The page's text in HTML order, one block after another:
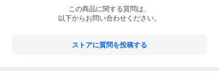
中古アルミホイール4本セット価格！
※数量「1」で「ホイール4本」です！
※お急ぎの方は、必ず「営業日カレンダー」を確認の上、ご検討
この商品に関する質問は、
以下からお問い合わせください。
ストアに質問を投稿する